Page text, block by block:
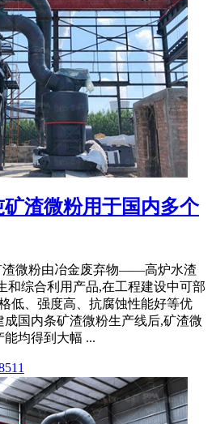
渣微粉用于国内多个
渣微粉由冶金废弃物——高炉水渣
和综合利用产品,在工程建设中可部
低、强度高、抗腐蚀性能好等优
成国内条矿渣微粉生产线后,矿渣微
均得到大幅 ...